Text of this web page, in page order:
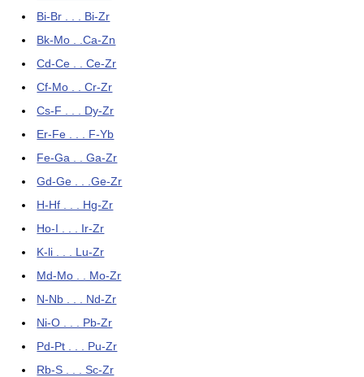
Bi-Br . . . Bi-Zr
Bk-Mo . .Ca-Zn
Cd-Ce . . Ce-Zr
Cf-Mo . . Cr-Zr
Cs-F . . . Dy-Zr
Er-Fe . . . F-Yb
Fe-Ga . . Ga-Zr
Gd-Ge . . .Ge-Zr
H-Hf . . . Hg-Zr
Ho-I . . . Ir-Zr
K-li . . . Lu-Zr
Md-Mo . . Mo-Zr
N-Nb . . . Nd-Zr
Ni-O . . . Pb-Zr
Pd-Pt . . . Pu-Zr
Rb-S . . . Sc-Zr